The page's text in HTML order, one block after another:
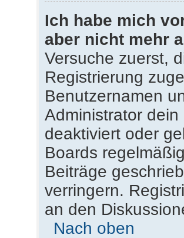
Ich habe mich
aber nicht mehr
Versuche zuerst,
Registrierung
Benutzernamen
Administrator
deaktiviert oder
Boards
Beiträge
verringern.
an den
Nach oben